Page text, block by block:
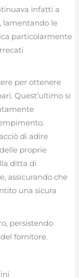
infatti a
lamentando le
particolarmente
per ottenere
Quest’ultimo si
di adire
proprie
ditta di
assicurando che
una sicura
persistendo
fornitore.